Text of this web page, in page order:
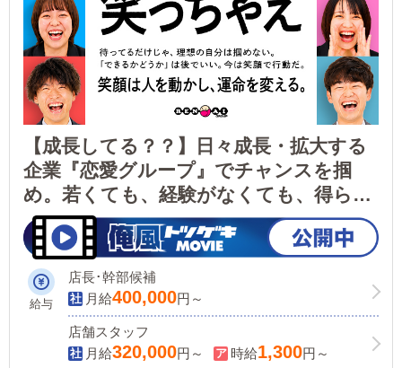
【成長してる？？】日々成長・拡大する
企業『恋愛グループ』でチャンスを掴
め。若くても、経験がなくても、得られ
る収入と役職！【月給40万スタートだっ
て可】社保完備・福利厚生充実・女性活
躍中!
給与
店長･幹部候補
月給400,000円～
店舗スタッフ
月給320,000円～ 時給1,300円～